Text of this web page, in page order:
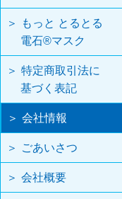
もっと とるとる
電石®マスク
特定商取引法に
基づく表記
会社情報
ごあいさつ
会社概要